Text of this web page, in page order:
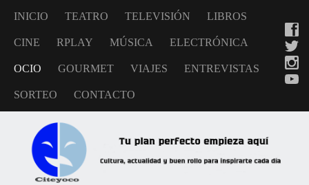
INICIO TEATRO TELEVISIÓN LIBROS
CINE RPLAY MÚSICA ELECTRÓNICA
OCIO GOURMET VIAJES ENTREVISTAS
SORTEO CONTACTO